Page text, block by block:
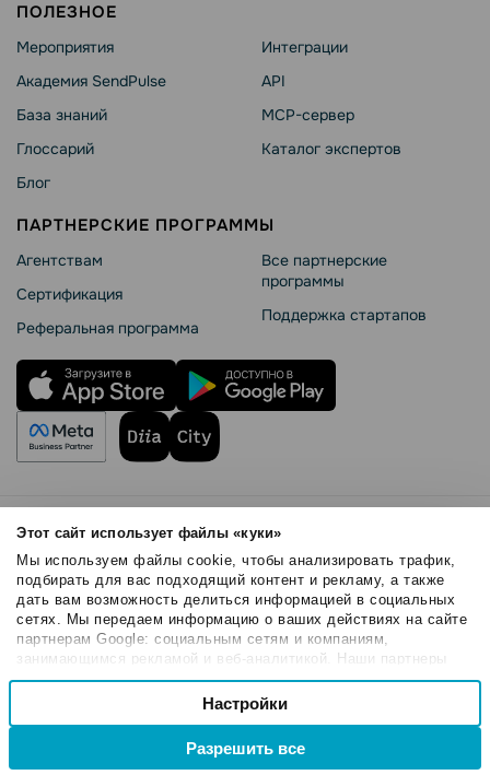
Этот сайт использует файлы «куки»
Мы используем файлы cookie, чтобы анализировать трафик,
подбирать для вас подходящий контент и рекламу, а также
дать вам возможность делиться информацией в социальных
сетях. Мы передаем информацию о ваших действиях на сайте
партнерам Google: социальным сетям и компаниям,
занимающимся рекламой и веб-аналитикой. Наши партнеры
могут комбинировать эти сведения с предоставленной вами
информацией, а также данными, которые они получили при
использовании вами их сервисов.
Выбор
Настройки
Разрешить все
ПОЛЕЗНОЕ
Мероприятия
Академия SendPulse
База знаний
Глоссарий
Блог
Интеграции
API
MCP-сервер
Каталог экспертов
ПАРТНЕРСКИЕ ПРОГРАММЫ
Агентствам
Сертификация
Реферальная программа
Все партнерские
программы
Поддержка стартапов
Правила использования
Безопасность SendPulse
Политика конфиденциальности
Политика Cookies
© 2015 - 2026. ООО «СендПульс». Все права защищены.